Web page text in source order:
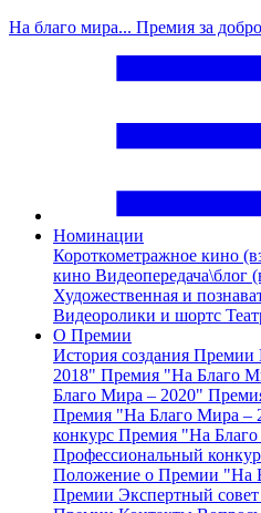
На благо мира... Премия за
Номинации
Короткометражное кино
кино Видеопередача\блог
Художественная и
Видеоролики и шортс
О Премии
История создания Премии
2018" Премия "На Благо
Благо Мира – 2020"
Премия "На Благо Мира –
конкурс Премия "На
Профессиональный
Положение о Премии "На
Премии Экспертный совет